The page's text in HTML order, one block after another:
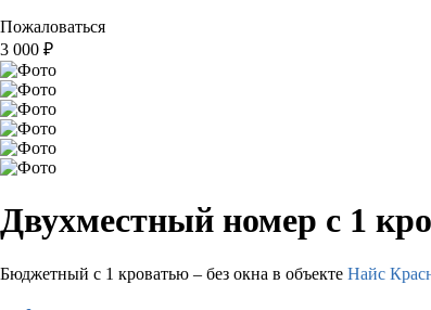
Пожаловаться
3 000 ₽
Двухместный номер с 1
Бюджетный с 1 кроватью – без окна в объекте Найс